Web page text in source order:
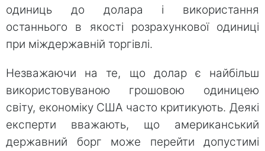
одиниць до долара і використання
останнього в якості розрахункової одиниці
при міждержавній торгівлі.
Незважаючи на те, що долар є найбільш
використовуваною грошовою одиницею
світу, економіку США часто критикують. Деякі
експерти вважають, що американський
державний борг може перейти допустимі